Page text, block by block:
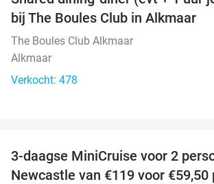
bij The Boules Club in Alkmaar
The Boules Club Alkmaar
Alkmaar
Verkocht: 478
3-daagse MiniCruise voor 2
Newcastle van €119 voor €59,50